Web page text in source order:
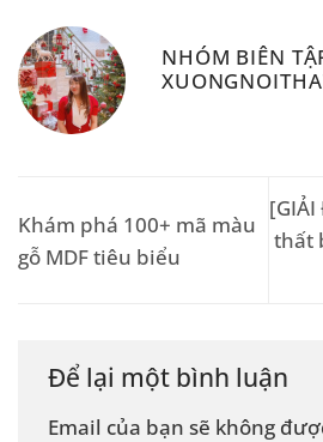
NHÓM BIÊN
Khám phá 100+ mã màu
gỗ MDF tiêu biểu
thất
Để lại một bình luận
Email của bạn sẽ không